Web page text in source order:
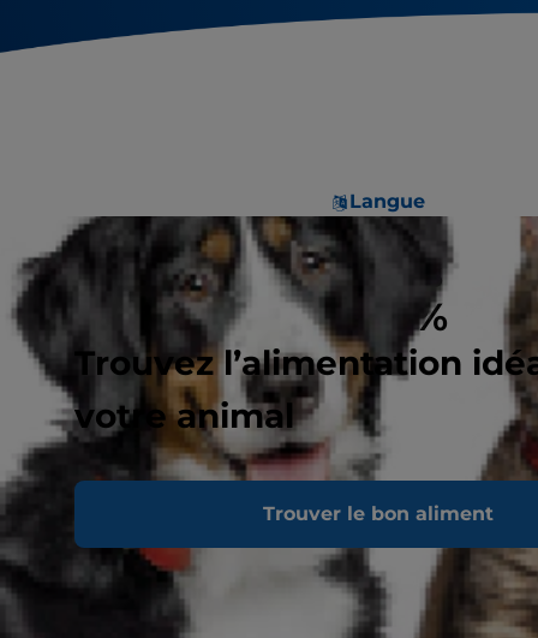
Langue
Trouvez l’alimentation
votre animal
Trouver le bon aliment
En route vers des
emballages 100 %
recyclables